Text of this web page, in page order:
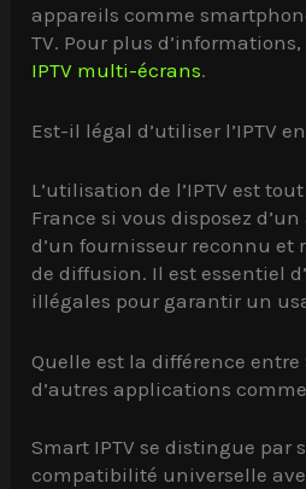
appareils comme
TV. Pour plus
IPTV multi-écrans.
Est-il légal d’utiliser l’IPTV
L’utilisation de l’IPTV est
France si vous disposez
d’un fournisseur reconnu et
de diffusion. Il est essentiel
illégales pour garantir un
Quelle est la différence entre
d’autres applications
Smart IPTV se distingue par
compatibilité universelle